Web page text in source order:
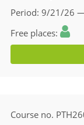
Period 9/21/26
Free places
Course no.